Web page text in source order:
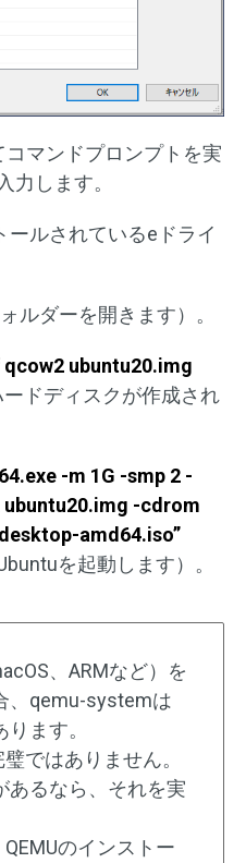
コマンドプロンプトを実
力します。
ールされているeドライ
ルダーを開きます）。
ubuntu20.img
ードディスクが作成され
-m 1G -smp 2 -
-cdrom
amd64.iso”
を起動します）。
、ARMなど）を
、qemu-systemは
ます。
ではありません。
あるなら、それを実
のインストー